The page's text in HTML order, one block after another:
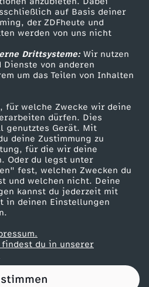
auf Basis deiner
der ZDFheute und
werden von uns nicht
Drittsysteme:Wir nutzen
Dienste von anderen
um das Teilen von Inhalten
für welche Zwecke wir deine
dürfen. Dies
genutztes Gerät. Mit
deine Zustimmung zu
für die wir deine
Oder du legst unter
fest, welchen Zwecken du
und welchen nicht. Deine
kannst du jederzeit mit
in deinen Einstellungen
du in unserer